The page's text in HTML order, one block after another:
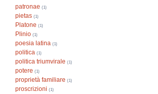
patronae (1)
pietas (1)
Platone (1)
Plinio (1)
poesia latina (1)
politica (1)
politica triumvirale (1)
potere (1)
proprietà familiare (1)
proscrizioni (1)